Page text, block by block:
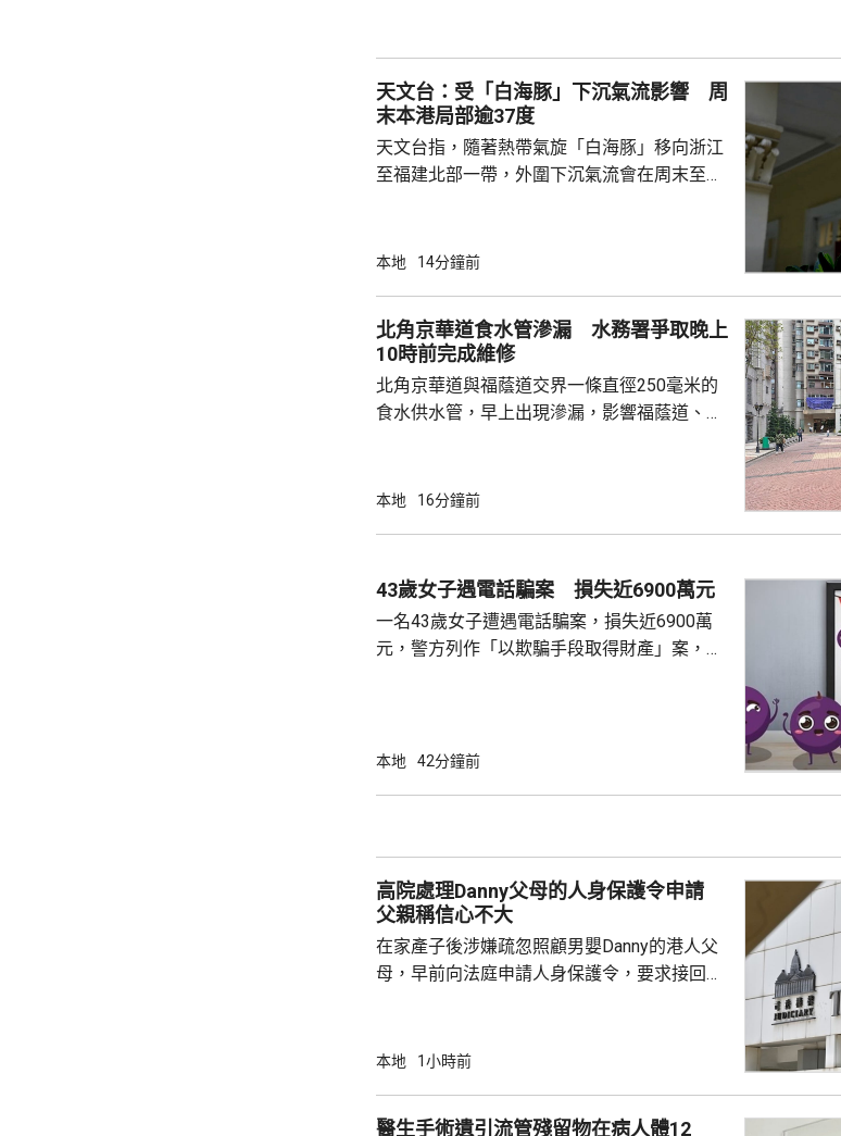
緊密合作，積極進行籌備工作，務求令到選舉
得以在公開、誠實、公平...
天文台：受「白海豚」下沉氣流影響 周
末本港局部逾37度
天文台指，隨著熱帶氣旋「白海豚」移向浙江
至福建北部一帶，外圍下沉氣流會在周末至下
溫天氣持續。天文台呼籲市民留意身體健康狀
本地 14分鐘前
北角京華道食水管滲漏 水務署爭取晚上
10時前完成維修
北角京華道與福蔭道交界一條直徑250毫米的
食水供水管，早上出現滲漏，影響福蔭道、京
外，福蔭道、京華道及宏安道一帶用戶的食水
10時前恢復海峰園的食水供應。 署方派出2架
水車及4個水箱提供臨時食水，並派出「供水
特攻隊」提供樽裝水。 受事故...
本地 16分鐘前
43歲女子遇電話騙案 損失近6900萬元
一名43歲女子遭遇電話騙案，損失近6900萬
元，警方列作「以欺騙手段取得財產」案，暫
於上月2日至本月1日期間，先後轉賬約6894
本地 42分鐘前
高院處理Danny父母的人身保護令申請
父親稱信心不大
在家產子後涉嫌疏忽照顧男嬰Danny的港人父
母，早前向法庭申請人身保護令，要求接回被
示，懷著戰戰兢兢的心情應付審訊，信心不
本地 1小時前
醫生手術遺引流管殘留物在病人體12